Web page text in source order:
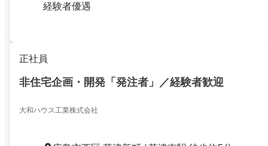
経験者優遇
正社員
非住宅企画・開発「発注者」／経験者歓迎
大和ハウス工業株式会社